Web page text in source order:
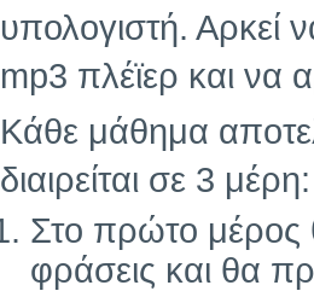
υπολογιστή. Αρκεί
mp3 πλέϊερ και να
Κάθε μάθημα
διαιρείται σε 3 μέρη:
Στο πρώτο μέρος
φράσεις και θα